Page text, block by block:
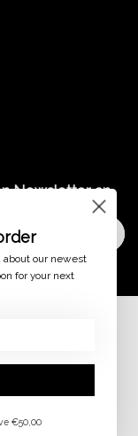
Newsletter an
Melde dich an
about our newest
for your next
€50,00